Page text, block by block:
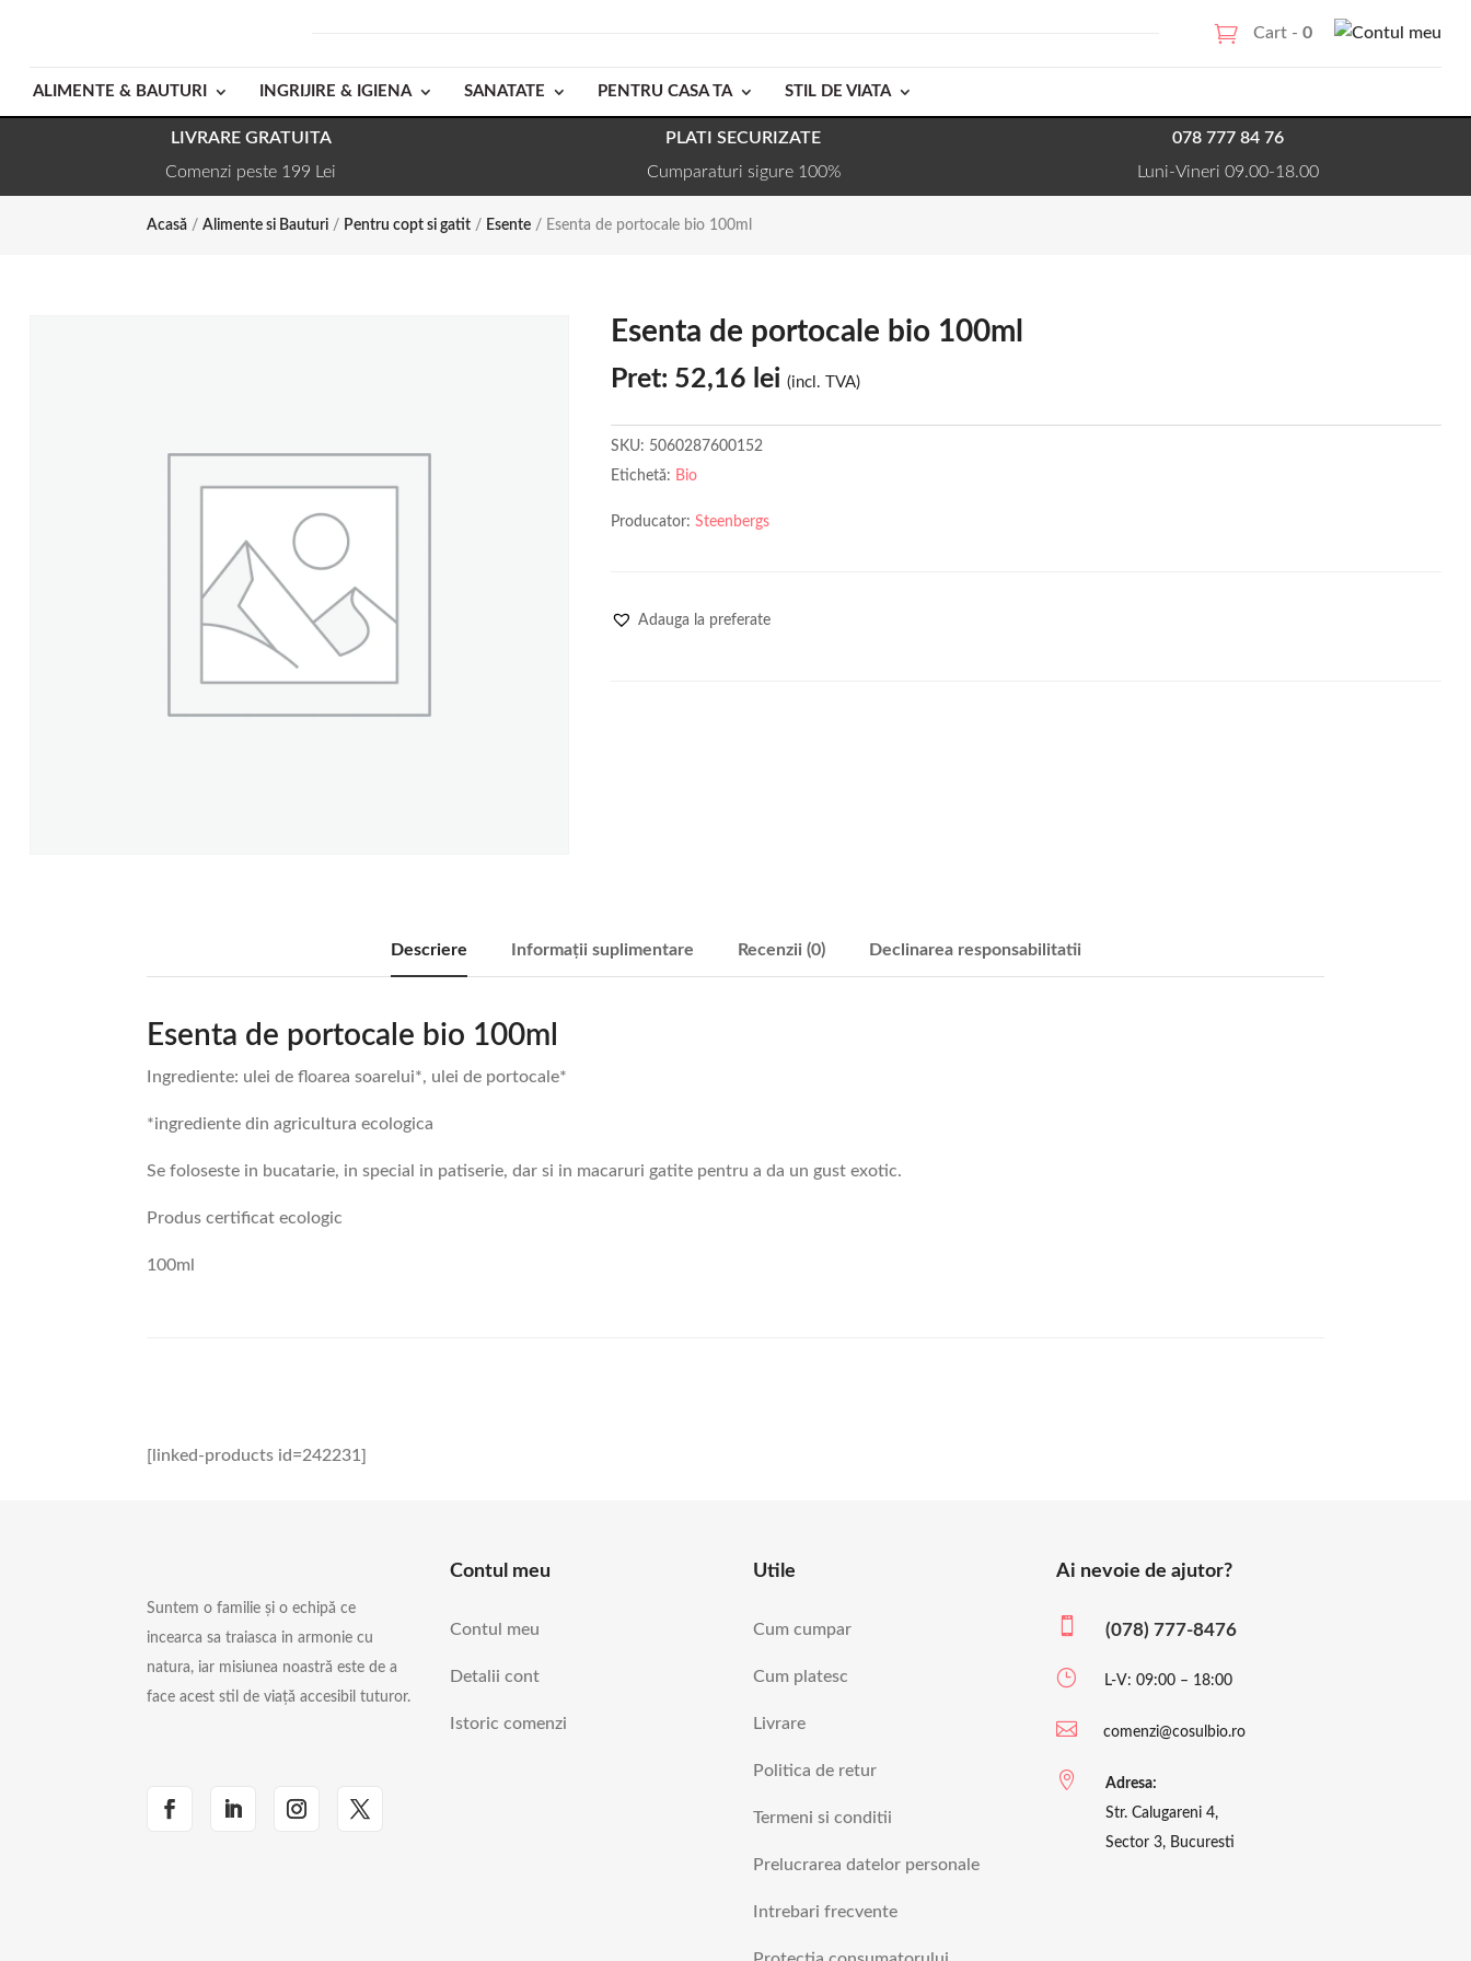
Cart -0
ALIMENTE & BAUTURI INGRIJIRE & IGIENA SANATATE PENTRU CASA TA STIL DE VIATA
LIVRARE GRATUITA
Comenzi peste 199 Lei
PLATI SECURIZATE
Cumparaturi sigure 100%
078 777 84 76
Luni-Vineri 09.00-18.00
Acasă /Alimente si Bauturi / Pentru copt si gatit / Esente / Esenta de portocale bio 100ml
Esenta de portocale bio 100ml
Pret: 52,16 lei (incl. TVA)
SKU: 5060287600152
Etichetă: Bio
Producator:Steenbergs
Adauga la preferate
Descriere Informații suplimentare Recenzii (0) Declinarea responsabilitatii
Esenta de portocale bio 100ml
Ingrediente: ulei de floarea soarelui*, ulei de portocale*
*ingrediente din agricultura ecologica
Se foloseste in bucatarie, in special in patiserie, dar si in macaruri gatite pentru a da un gust exotic.
Produs certificat ecologic
100ml
[linked-products id=242231]
Suntem o familie și o echipă ce
incearca sa traiasca in armonie cu
natura, iar misiunea noastră este de a
face acest stil de viață accesibil tuturor.
Contul meu
Contul meu
Detalii cont
Istoric comenzi
Utile
Cum cumpar
Cum platesc
Livrare
Politica de retur
Termeni si conditii
Prelucrarea datelor personale
Intrebari frecvente
Ai nevoie de ajutor?
 (078) 777-8476
} L-V: 09:00 – 18:00
 comenzi@cosulbio.ro

Adresa:
Str. Calugareni 4,
Sector 3, Bucuresti